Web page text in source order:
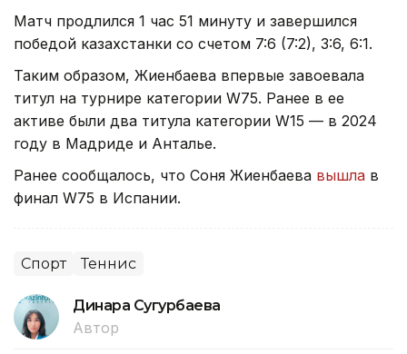
Матч продлился 1 час 51 минуту и завершился
победой казахстанки со счетом 7:6 (7:2), 3:6, 6:1.
Таким образом, Жиенбаева впервые завоевала
титул на турнире категории W75. Ранее в ее
активе были два титула категории W15 — в 2024
году в Мадриде и Анталье.
Ранее сообщалось, что Соня Жиенбаева вышла в
финал W75 в Испании.
Спорт Теннис
Динара Сугурбаева
Автор